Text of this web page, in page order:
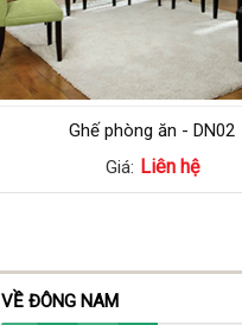
Ghế phòng ăn - DN02
Giá: Liên hệ
VỀ ĐÔNG NAM